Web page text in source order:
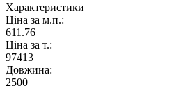
Характеристики
Ціна за м.п.:
611.76
Ціна за т.:
97413
Довжина:
2500